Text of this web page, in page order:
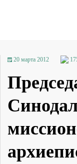
20 марта 2012